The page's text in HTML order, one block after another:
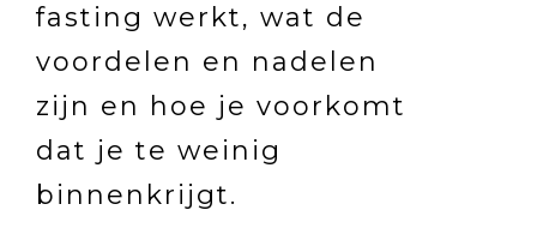
fasting werkt, wat de
voordelen en nadelen
zijn en hoe je voorkomt
dat je te weinig
binnenkrijgt.